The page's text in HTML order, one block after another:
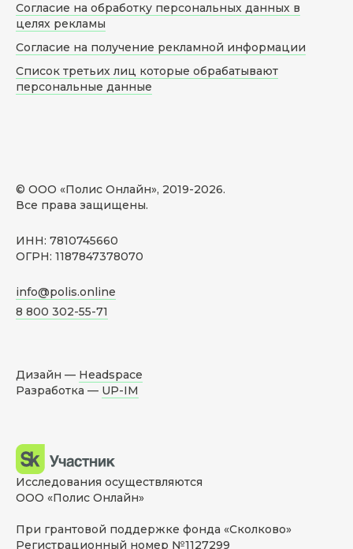
© ООО «Полис Онлайн», 2019-2026.
Все права защищены.
ИНН: 7810745660
ОГРН: 1187847378070
info@polis.online
8 800 302-55-71
Согласие на обработку персональных данных в
целях рекламы
Согласие на получение рекламной информации
Список третьих лиц которые обрабатывают
персональные данные
Дизайн — Headspace
Разработка — UP-IM
Исследования осуществляются
ООО «Полис Онлайн»
При грантовой поддержке фонда «Сколково»
Регистрационный номер №1127299